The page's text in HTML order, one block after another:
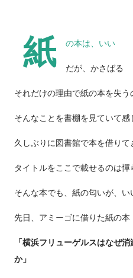
紙 の本は、いい
だが、かさばる
それだけの理由で紙の本を失う
そんなことを書棚を見ていて感
久しぶりに図書館で本を借りて
タイトルをここで載せるのは憚
そんな本でも、紙の匂いが、い
先日、アミーゴに借りた紙の本
「横浜フリューゲルスはなぜ
か」